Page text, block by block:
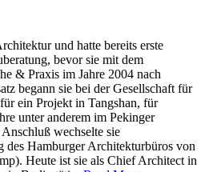
und hatte bereits erste
bevor sie mit dem
& Praxis im Jahre 2004 nach
begann sie bei der Gesellschaft für
ein Projekt in Tangshan, für
unter anderem im Pekinger
wechselte sie
des Hamburger Architekturbüros von
Heute ist sie als Chief Architect in